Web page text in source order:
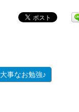
大事なお勉強♪